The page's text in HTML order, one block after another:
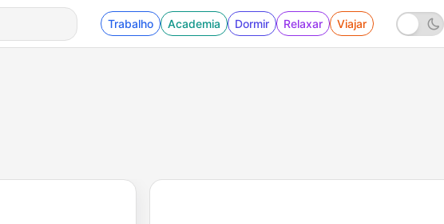
Trabalho Academia Dormir Relaxar Viajar